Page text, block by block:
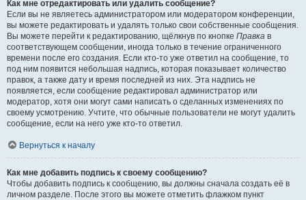
Как мне отредактировать или удалить сообщение?
Если вы не являетесь администратором или модератором конференции,
вы можете редактировать и удалять только свои собственные сообщения.
Вы можете перейти к редактированию, щёлкнув по кнопке Правка в
соответствующем сообщении, иногда только в течение ограниченного
времени после его создания. Если кто-то уже ответил на сообщение, то
под ним появится небольшая надпись, которая показывает количество
правок, а также дату и время последней из них. Эта надпись не
появляется, если сообщение редактировал администратор или
модератор, хотя они могут сами написать о сделанных изменениях по
своему усмотрению. Учтите, что обычные пользователи не могут удалить
сообщение, если на него уже кто-то ответил.
Вернуться к началу
Как мне добавить подпись к своему сообщению?
Чтобы добавить подпись к сообщению, вы должны сначала создать её в
личном разделе. После этого вы можете отметить флажком пункт